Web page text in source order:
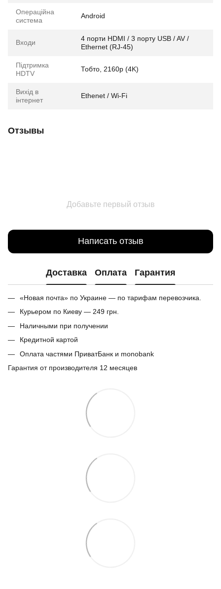
Операційна
система
Android
Входи
4 порти HDMI / 3 порту USB / AV /
Ethernet (RJ-45)
Підтримка
HDTV
Тобто, 2160p (4K)
Вихід в
інтернет
Ethenet / Wi-Fi
Отзывы
Добавьте первый отзыв
Написать отзыв
Доставка Оплата Гарантия
«Новая почта» по Украине — по тарифам перевозчика.
Курьером по Киеву — 249 грн.
Наличными при получении
Кредитной картой
Оплата частями ПриватБанк и monobank
Гарантия от производителя 12 месяцев